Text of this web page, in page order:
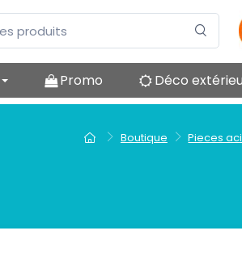
Promo Déco
Boutique Pieces